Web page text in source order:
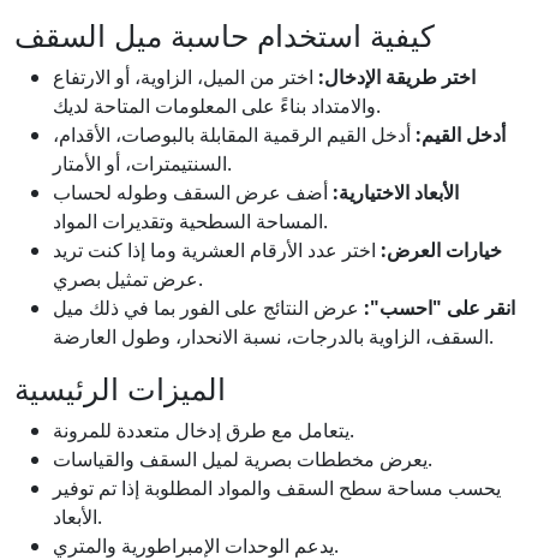
كيفية استخدام حاسبة ميل السقف
اختر طريقة الإدخال: اختر من الميل، الزاوية، أو الارتفاع
والامتداد بناءً على المعلومات المتاحة لديك.
أدخل القيم: أدخل القيم الرقمية المقابلة بالبوصات، الأقدام،
السنتيمترات، أو الأمتار.
الأبعاد الاختيارية: أضف عرض السقف وطوله لحساب
المساحة السطحية وتقديرات المواد.
خيارات العرض: اختر عدد الأرقام العشرية وما إذا كنت تريد
عرض تمثيل بصري.
انقر على "احسب": عرض النتائج على الفور بما في ذلك ميل
السقف، الزاوية بالدرجات، نسبة الانحدار، وطول العارضة.
الميزات الرئيسية
يتعامل مع طرق إدخال متعددة للمرونة.
يعرض مخططات بصرية لميل السقف والقياسات.
يحسب مساحة سطح السقف والمواد المطلوبة إذا تم توفير
الأبعاد.
يدعم الوحدات الإمبراطورية والمتري.